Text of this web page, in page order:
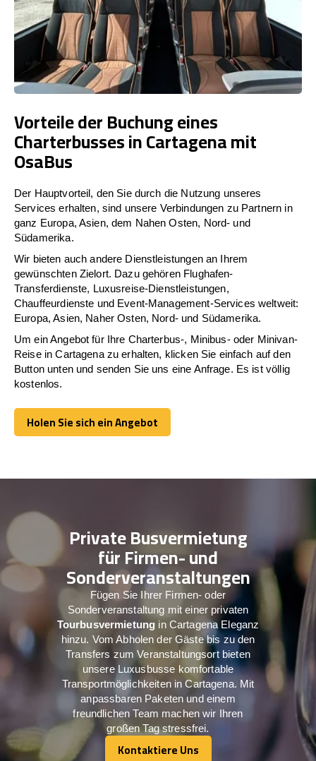
Vorteile der Buchung eines
Charterbusses in Cartagena mit
OsaBus
Der Hauptvorteil, den Sie durch die Nutzung unseres
Services erhalten, sind unsere Verbindungen zu Partnern in
ganz Europa, Asien, dem Nahen Osten, Nord- und
Südamerika.
Wir bieten auch andere Dienstleistungen an Ihrem
gewünschten Zielort. Dazu gehören Flughafen-
Transferdienste, Luxusreise-Dienstleistungen,
Chauffeurdienste und Event-Management-Services weltweit:
Europa, Asien, Naher Osten, Nord- und Südamerika.
Um ein Angebot für Ihre Charterbus-, Minibus- oder Minivan-
Reise in Cartagena zu erhalten, klicken Sie einfach auf den
Button unten und senden Sie uns eine Anfrage. Es ist völlig
kostenlos.
Holen Sie sich ein Angebot
Holen Sie sich ein Angebot
Private Busvermietung
für Firmen- und
Sonderveranstaltungen
Fügen Sie Ihrer Firmen- oder
Sonderveranstaltung mit einer privaten
Tourbusvermietung in Cartagena Eleganz
hinzu. Vom Abholen der Gäste bis zu den
Transfers zum Veranstaltungsort bieten
unsere Luxusbusse komfortable
Transportmöglichkeiten in Cartagena. Mit
anpassbaren Paketen und einem
freundlichen Team machen wir Ihren
großen Tag stressfrei.
Kontaktiere Uns